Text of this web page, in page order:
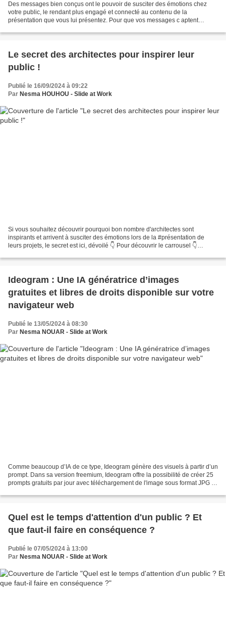
Des messages bien conçus ont le pouvoir de susciter des émotions chez
votre public, le rendant plus engagé et connecté au contenu de la
présentation que vous lui présentez. Pour que vos messages c aptent
Le secret des architectes pour inspirer leur
public !
Publié le 16/09/2024 à 09:22
Par Nesma HOUHOU - Slide at Work
Si vous souhaitez découvrir pourquoi bon nombre d'architectes sont
inspirants et arrivent à susciter des émotions lors de la #présentation de
leurs projets, le secret est ici, dévoilé 👇 Pour découvrir le carrousel 👇
mpXbua4mc4TQ/watch?
nk&utm_source=editor...
Ideogram : Une IA génératrice d’images
gratuites et libres de droits disponible sur votre
navigateur web
Publié le 13/05/2024 à 08:30
Par Nesma NOUAR - Slide at Work
Comme beaucoup d’IA de ce type, Ideogram génère des visuels à partir d’un
prompt. Dans sa version freemium, Ideogram offre la possibilité de créer 25
prompts gratuits par jour avec téléchargement de l'image sous format JPG et
Quel est le temps d'attention d'un public ? Et
que faut-il faire en conséquence ?
Publié le 07/05/2024 à 13:00
Par Nesma NOUAR - Slide at Work